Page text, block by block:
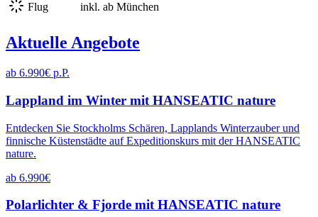
Flug
inkl. ab München
Aktuelle Angebote
ab 6.990€ p.P.
Lappland im Winter mit HANSEATIC nature
Entdecken Sie Stockholms Schären, Lapplands Winterzauber und
finnische Küstenstädte auf Expeditionskurs mit der HANSEATIC
nature.
ab 6.990€
Polarlichter & Fjorde mit HANSEATIC nature